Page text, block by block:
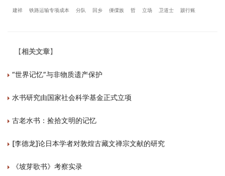
建祥 铁路运输专项成本 分队 回乡 傈僳族 哲 立场 卫道士 跛行账
【相关文章】
“世界记忆”与非物质遗产保护
水书研究由国家社会科学基金正式立项
古老水书：捡拾文明的记忆
[李德龙]论日本学者对敦煌古藏文禅宗文献的研究
《坡芽歌书》考察实录